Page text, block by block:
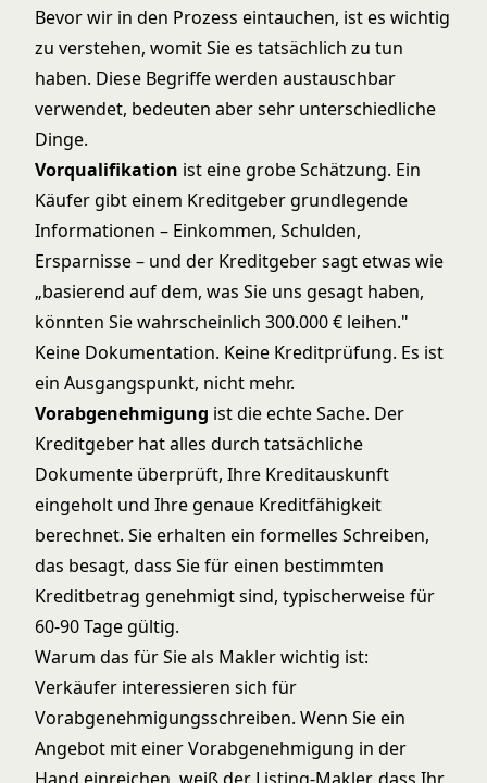
Bevor wir in den Prozess eintauchen, ist es wichtig
zu verstehen, womit Sie es tatsächlich zu tun
haben. Diese Begriffe werden austauschbar
verwendet, bedeuten aber sehr unterschiedliche
Dinge.
Vorqualifikation ist eine grobe Schätzung. Ein
Käufer gibt einem Kreditgeber grundlegende
Informationen – Einkommen, Schulden,
Ersparnisse – und der Kreditgeber sagt etwas wie
„basierend auf dem, was Sie uns gesagt haben,
könnten Sie wahrscheinlich 300.000 € leihen."
Keine Dokumentation. Keine Kreditprüfung. Es ist
ein Ausgangspunkt, nicht mehr.
Vorabgenehmigung ist die echte Sache. Der
Kreditgeber hat alles durch tatsächliche
Dokumente überprüft, Ihre Kreditauskunft
eingeholt und Ihre genaue Kreditfähigkeit
berechnet. Sie erhalten ein formelles Schreiben,
das besagt, dass Sie für einen bestimmten
Kreditbetrag genehmigt sind, typischerweise für
60-90 Tage gültig.
Warum das für Sie als Makler wichtig ist:
Verkäufer interessieren sich für
Vorabgenehmigungsschreiben. Wenn Sie ein
Angebot mit einer Vorabgenehmigung in der